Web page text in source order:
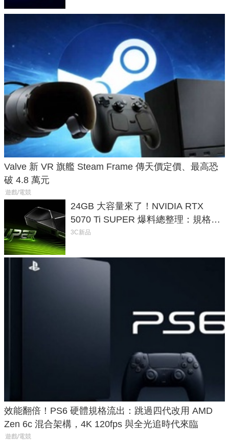
Valve 新 VR 旗艦 Steam Frame 傳天價定價、最高恐
破 4.8 萬元
遊戲/電競
24GB 大容量來了！NVIDIA RTX
5070 Ti SUPER 爆料總整理：規格、
功耗、上市時間
3C新品
效能翻倍！PS6 硬體規格流出：跳過四代改用 AMD
Zen 6c 混合架構，4K 120fps 與全光追時代來臨
遊戲/電競